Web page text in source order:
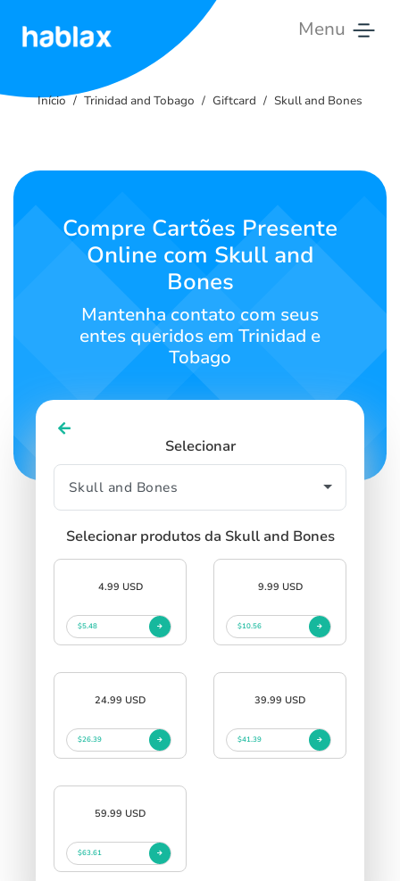
Menu
Tarifas
Contate-
Início Trinidad and Tobago Giftcard Skull and Bones
Compre Cartões Presente
Online com Skull and
Bones
Mantenha contato com seus
entes queridos em Trinidad e
Tobago
Selecionar
Selecionar produtos da Skull and Bones
4.99 USD
$5.48
9.99 USD
$10.56
24.99 USD
$26.39
39.99 USD
$41.39
59.99 USD
$63.61